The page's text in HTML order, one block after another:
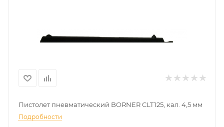
Пистолет пневматический BORNER CLT125, кал. 4,5 мм
Подробности